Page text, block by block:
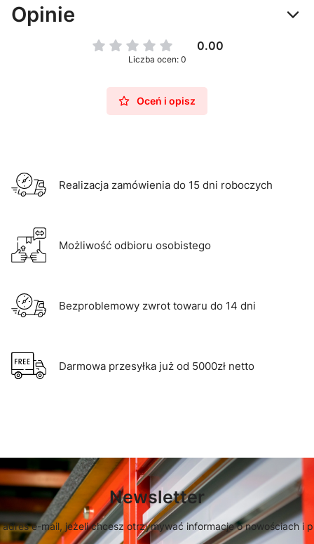
Opinie
0.00
Liczba ocen: 0
Oceń i opisz
Realizacja zamówienia do 15 dni roboczych
Możliwość odbioru osobistego
Bezproblemowy zwrot towaru do 14 dni
Darmowa przesyłka już od 5000zł netto
Newsletter
adres e-mail, jeżeli chcesz otrzymywać informacje o nowościach i